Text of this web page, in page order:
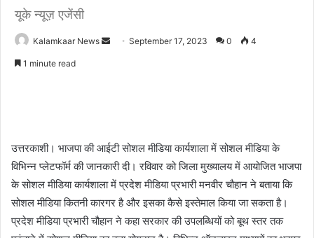
यूके न्यूज़ एजेंसी
Kalamkaar News
e
m
September 17, 2023 0 4
1 minute read
उत्तरकाशी। भाजपा की आईटी सोशल मीडिया कार्यशाला में सोशल मीडिया के
विभिन्न प्लेटफॉर्म की जानकारी दी। रविवार को जिला मुख्यालय में आयोजित भाजपा
के सोशल मीडिया कार्यशाला में प्रदेश मीडिया प्रभारी मनवीर चौहान ने बताया कि
सोशल मीडिया कितनी कारगर है और इसका कैसे इस्तेमाल किया जा सकता है।
प्रदेश मीडिया प्रभारी चौहान ने कहा सरकार की उपलब्धियों को बूथ स्तर तक